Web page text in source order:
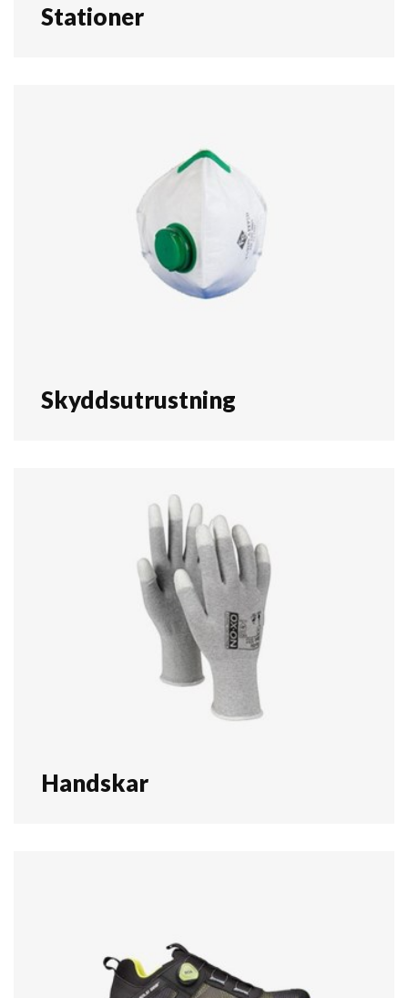
Stationer
Skyddsutrustning
Handskar